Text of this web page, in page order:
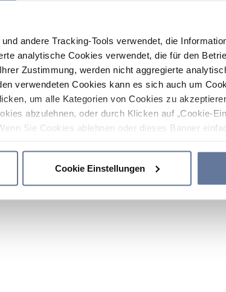
andere Tracking-Tools verwendet, die
analytische Cookies verwendet, die für den
Zustimmung, werden nicht aggregierte
verwendeten Cookies kann es sich auch um
um alle Kategorien von Cookies zu
abzulehnen, oder durch Klicken auf „Cookie-
Sie Cookies ablehnen oder dieses Banner
Cookie Einstellungen